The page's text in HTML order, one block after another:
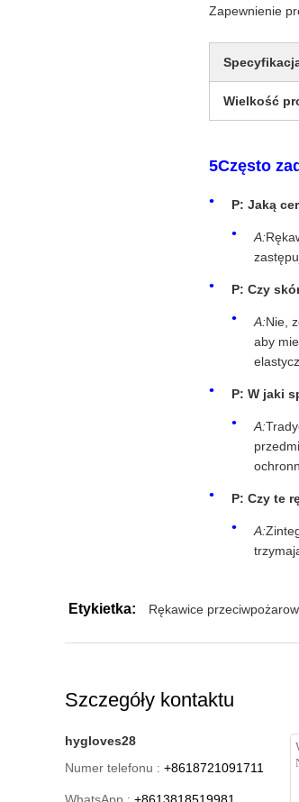
Zapewnienie
Wielkość
5Często
P: Jaką
A:
P: Czy
A:Nie,
aby
P: W jaki
A:
P: Czy te
A:
Etykietka: Rękawice
Szczegóły kontaktu
hygloves28
Numer telefonu : +8618721091711